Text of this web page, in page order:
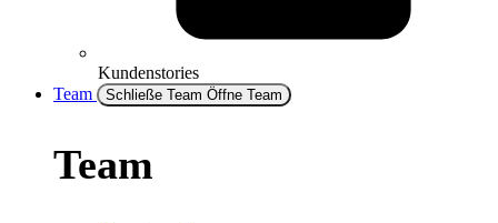
Kundenstories
Team
Schließe Team Öffne Team
Team